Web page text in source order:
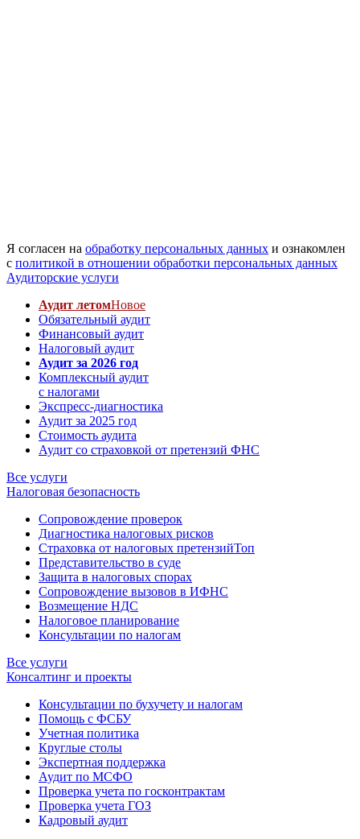
Я согласен на обработку персональных данных и ознакомлен
с политикой в отношении обработки персональных данных
Аудиторские услуги
Аудит летомНовое
Обязательный аудит
Финансовый аудит
Налоговый аудит
Аудит за 2026 год
Комплексный аудит
с налогами
Экспресс-диагностика
Аудит за 2025 год
Стоимость аудита
Аудит со страховкой от претензий ФНС
Все услуги
Налоговая безопасность
Сопровождение проверок
Диагностика налоговых рисков
Страховка от налоговых претензийТоп
Представительство в суде
Защита в налоговых спорах
Сопровождение вызовов в ИФНС
Возмещение НДС
Налоговое планирование
Консультации по налогам
Все услуги
Консалтинг и проекты
Консультации по бухучету и налогам
Помощь с ФСБУ
Учетная политика
Круглые столы
Экспертная поддержка
Аудит по МСФО
Проверка учета по госконтрактам
Проверка учета ГОЗ
Кадровый аудит